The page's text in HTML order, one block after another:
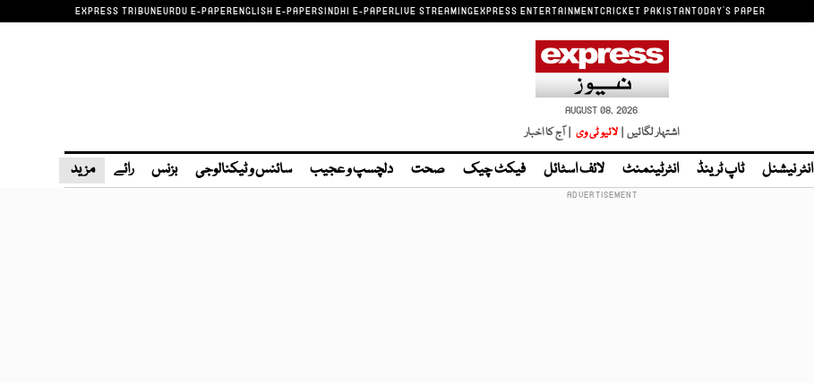
EXPRESS TRIBUNEURDU E-PAPERENGLISH E-PAPERSINDHI E-PAPERLIVE STREAMINGEXPRESS ENTERTAINMENTCRICKET PAKISTANTODAY'S PAPER
AUGUST 08, 2026
اشتہار لگائیں | لائیو ٹی وی | آج کا اخبار
انٹر نیشنل ٹاپ ٹرینڈ انٹرٹینمنٹ لائف اسٹائل فیکٹ چیک صحت دلچسپ و عجیب سائنس و ٹیکنالوجی بزنس رائے مزید